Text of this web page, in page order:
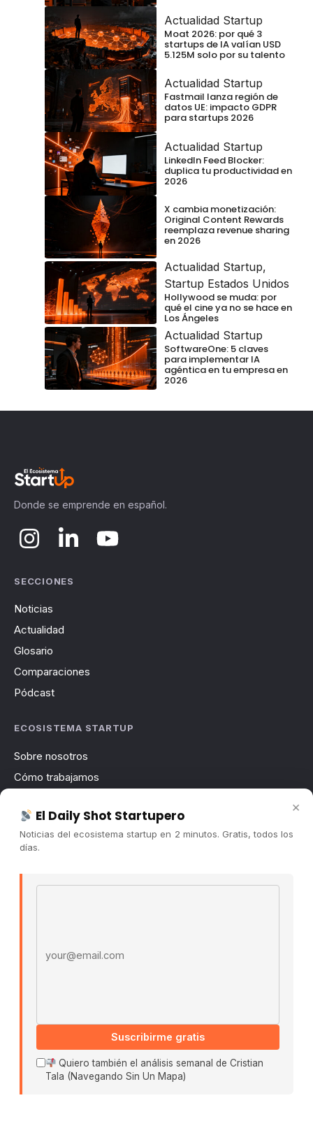
Actualidad Startup
Moat 2026: por qué 3
startups de IA valían USD
5.125M solo por su talento
Actualidad Startup
Fastmail lanza región de
datos UE: impacto GDPR
para startups 2026
Actualidad Startup
LinkedIn Feed Blocker:
duplica tu productividad en
2026
X cambia monetización:
Original Content Rewards
reemplaza revenue sharing
en 2026
Actualidad Startup,
Startup Estados Unidos
Hollywood se muda: por
qué el cine ya no se hace en
Los Ángeles
Actualidad Startup
SoftwareOne: 5 claves
para implementar IA
agéntica en tu empresa en
2026
Donde se emprende en español.
SECCIONES
Noticias
Actualidad
Glosario
Comparaciones
Pódcast
ECOSISTEMA STARTUP
Sobre nosotros
Cómo trabajamos
Contacto
Publicidad
Políticas De Privacidad · Términos De Uso
×
El Daily Shot Startupero
Noticias del ecosistema startup en 2 minutos. Gratis, todos los
días.
Suscribirme gratis
Quiero también el análisis semanal de Cristian
Tala (Navegando Sin Un Mapa)